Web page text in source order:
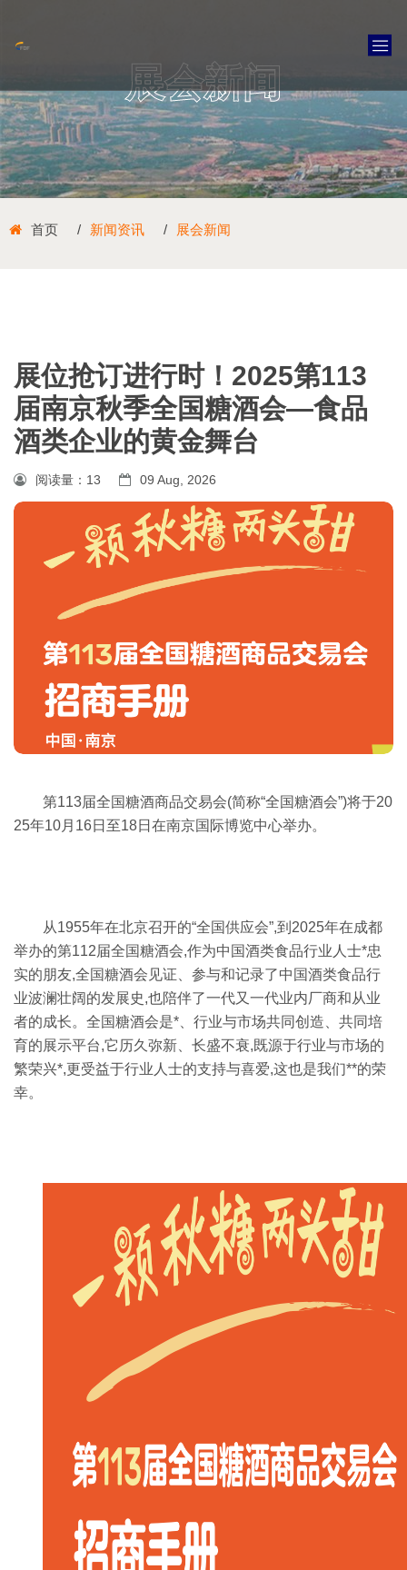
展会新闻
首页 新闻资讯 展会新闻
展位抢订进行时！2025第113
届南京秋季全国糖酒会—食品
酒类企业的黄金舞台
阅读量： 13 09 Aug, 2026
第113届全国糖酒商品交易会(简称“全国糖酒会”)将于20
25年10月16日至18日在南京国际博览中心举办。
从1955年在北京召开的“全国供应会”,到2025年在成都
举办的第112届全国糖酒会,作为中国酒类食品行业人士*忠
实的朋友,全国糖酒会见证、参与和记录了中国酒类食品行
业波澜壮阔的发展史,也陪伴了一代又一代业内厂商和从业
者的成长。全国糖酒会是*、行业与市场共同创造、共同培
育的展示平台,它历久弥新、长盛不衰,既源于行业与市场的
繁荣兴*,更受益于行业人士的支持与喜爱,这也是我们**的荣
幸。